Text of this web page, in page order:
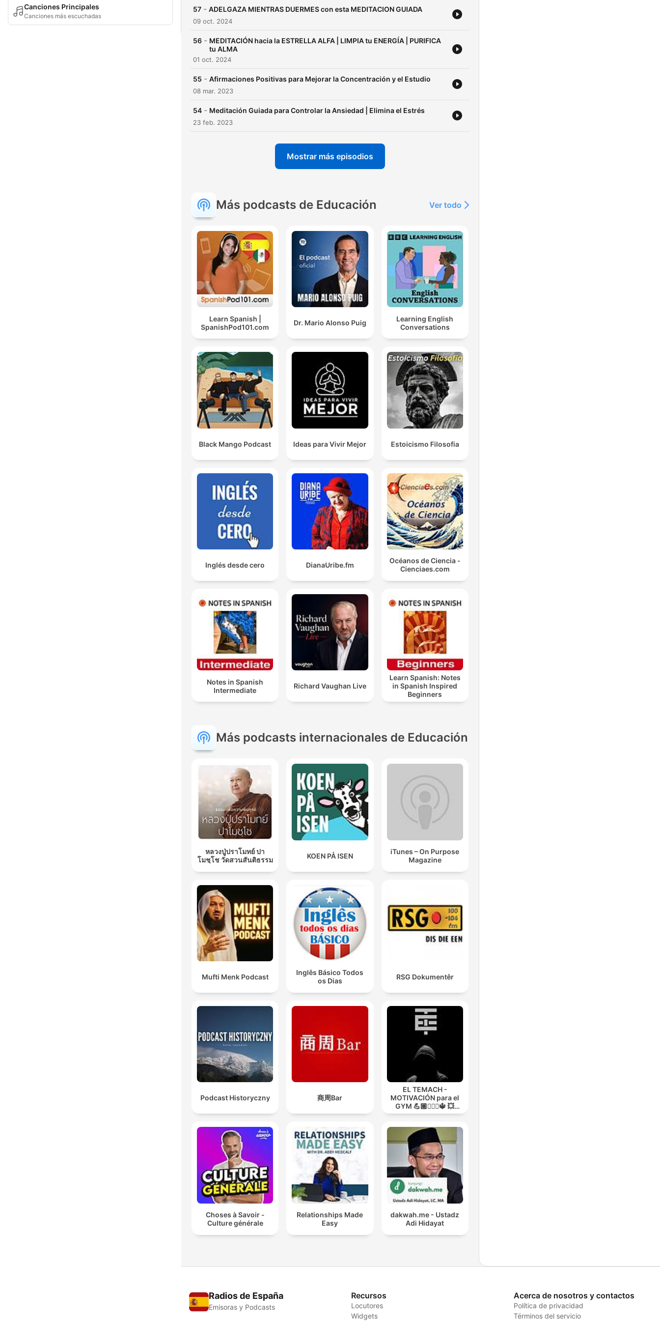
Canciones Principales
Canciones más escuchadas
57 - ADELGAZA MIENTRAS DUERMES con esta MEDITACION GUIADA
09 oct. 2024
56 - MEDITACIÓN hacia la ESTRELLA ALFA | LIMPIA tu ENERGÍA | PURIFICA
tu ALMA
01 oct. 2024
55 - Afirmaciones Positivas para Mejorar la Concentración y el Estudio
08 mar. 2023
54 - Meditación Guiada para Controlar la Ansiedad | Elimina el Estrés
23 feb. 2023
Mostrar más episodios
Más podcasts de Educación Ver todo
Learn Spanish |
SpanishPod101.com
Dr. Mario Alonso Puig
Learning English
Conversations
Black Mango Podcast Ideas para Vivir Mejor Estoicismo Filosofia
Inglés desde cero DianaUribe.fm
Océanos de Ciencia -
Cienciaes.com
Notes in Spanish
Intermediate
Richard Vaughan Live
Learn Spanish: Notes
in Spanish Inspired
Beginners
Más podcasts internacionales de Educación
หลวงปู่ปราโมทย์ ปา
โมชฺโช วัดสวนสันติธรรม
KOEN PÅ ISEN
iTunes – On Purpose
Magazine
Mufti Menk Podcast
Inglês Básico Todos
os Dias
RSG Dokumentêr
Podcast Historyczny 商周Bar
EL TEMACH -
MOTIVACIÓN para el
GYM 💪🏼🏋🏻‍♀🔱 💥
MODO GUERRA💥
Choses à Savoir -
Culture générale
Relationships Made
Easy
dakwah.me - Ustadz
Adi Hidayat
Radios de España
Emisoras y Podcasts
Recursos
Locutores
Widgets
Acerca de nosotros y contactos
Política de privacidad
Términos del servicio